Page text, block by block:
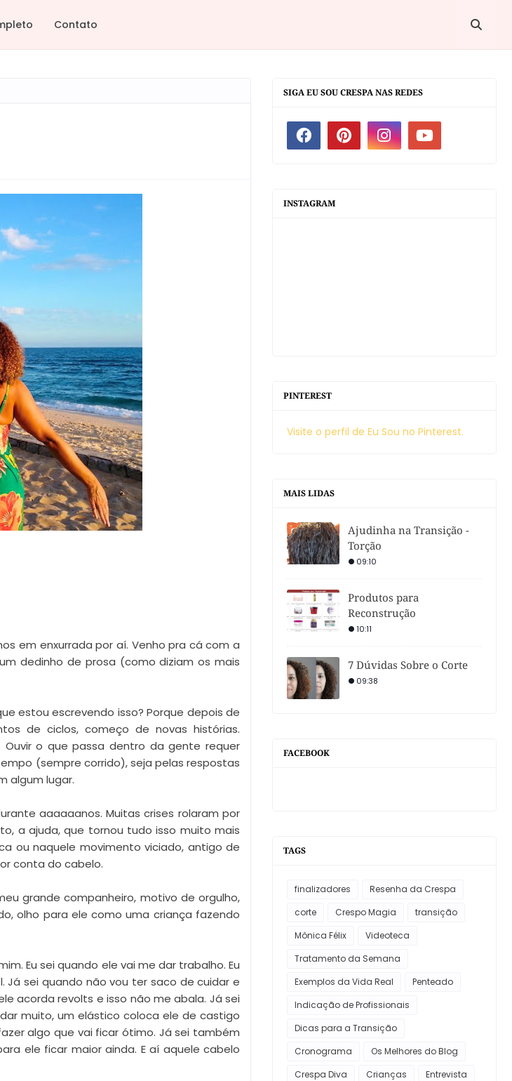
Contato
em enxurrada por aí. Venho pra cá com a
dedinho de prosa (como diziam os mais
estou escrevendo isso? Porque depois de
de ciclos, começo de novas histórias.
o que passa dentro da gente requer
(sempre corrido), seja pelas respostas
algum lugar.
aaaaaanos. Muitas crises rolaram por
a ajuda, que tornou tudo isso muito mais
ou naquele movimento viciado, antigo de
conta do cabelo.
grande companheiro, motivo de orgulho,
olho para ele como uma criança fazendo
Eu sei quando ele vai me dar trabalho. Eu
sei quando não vou ter saco de cuidar e
acorda revolts e isso não me abala. Já sei
muito, um elástico coloca ele de castigo
algo que vai ficar ótimo. Já sei também
ele ficar maior ainda. E aí aquele cabelo
SIGA EU SOU CRESPA NAS REDES
INSTAGRAM
PINTEREST
Visite o perfil de Eu Sou no Pinterest.
MAIS LIDAS
Ajudinha na Transição -
Torção
09:10
Produtos para
Reconstrução
10:11
7 Dúvidas Sobre o Corte
09:38
FACEBOOK
TAGS
finalizadores
Resenha da Crespa
corte
Crespo Magia
transição
Mônica Félix
Videoteca
Tratamento da Semana
Exemplos da Vida Real
Penteado
Indicação de Profissionais
Dicas para a Transição
Cronograma
Os Melhores do Blog
Crespa Diva
Crianças
Entrevista